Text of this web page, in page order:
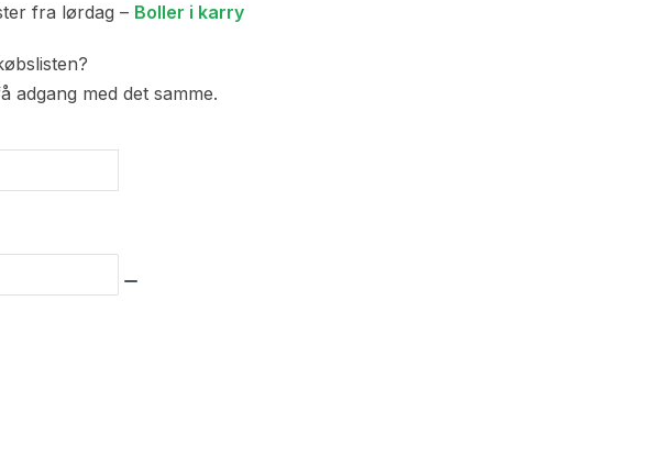
fra lørdag – Boller i karry
adgang med det samme.